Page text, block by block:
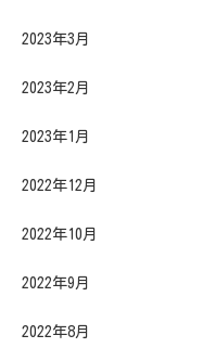
2023年3月
2023年2月
2023年1月
2022年12月
2022年10月
2022年9月
2022年8月